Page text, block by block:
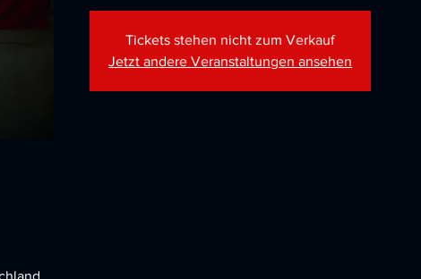
Tickets stehen nicht zum Verkauf
Jetzt andere Veranstaltungen ansehen